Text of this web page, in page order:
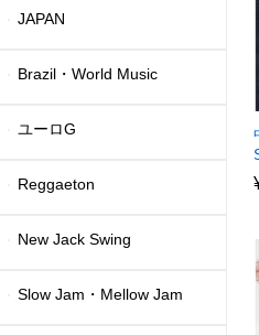
JAPAN
Brazil・World Music
ユーロG
Reggaeton
New Jack Swing
Slow Jam・Mellow Jam